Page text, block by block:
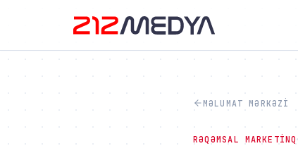
MƏLUMAT MƏRKƏZI
RƏQƏMSAL MARKETINQ